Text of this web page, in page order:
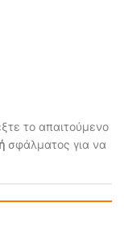
το απαιτούμενο
σφάλματος για να